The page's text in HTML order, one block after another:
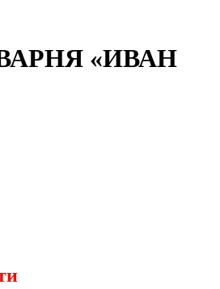
«ИВАН